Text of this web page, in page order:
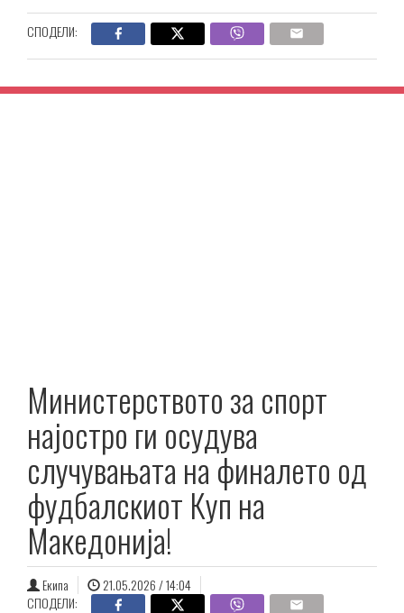
СПОДЕЛИ:
Министерството за спорт
најостро ги осудува
случувањата на финалето од
фудбалскиот Куп на
Македонија!
Екипа
21.05.2026 / 14:04
СПОДЕЛИ: